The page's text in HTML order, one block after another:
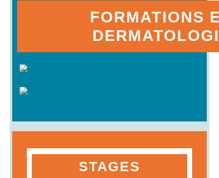
FORMATIONS
STAGES